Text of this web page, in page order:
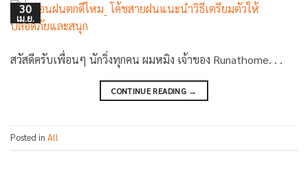
30
เม.ย.
สวัสดีครับเพื่อนๆ นักวิ่งทุกคน ผมหมิง เจ้าของ Runathome. . .
CONTINUE READING →
Posted in All